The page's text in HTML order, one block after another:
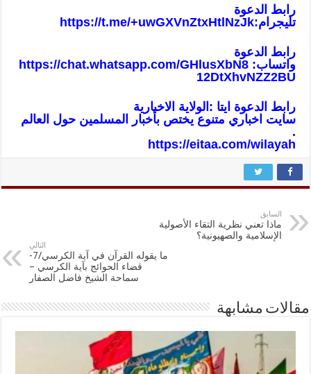
رابط الدعوة
تليجرام:https://t.me/+uwGXVnZtxHtlNzJk
رابط الدعوة
واتساب:https://chat.whatsapp.com/GHlusXbN8
12DtXhvNZZ2BU
رابط الدعوة ايتا :الولاية الاخبارية
سايت اخباري متنوع يختص بأخبار المسلمين حول العالم
.
https://eitaa.com/wilayah
السابق
ماذا تعني نظرية التقاء الأصولية
الإسلامية والصهيونية؟
التالي
ما يقوله القرآن في آية الكرسي/7-
قضاء الحوائج بآية الكرسي –
سماحة الشيخ فاضل الصفار
مقالات مشابهة